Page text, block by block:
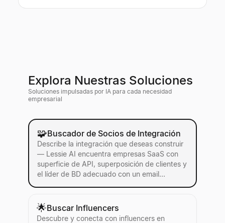
Explora Nuestras Soluciones
Soluciones impulsadas por IA para cada necesidad
empresarial
🧩Buscador de Socios de Integración
Describe la integración que deseas construir
— Lessie AI encuentra empresas SaaS con
superficie de API, superposición de clientes y
el líder de BD adecuado con un email
🌟Buscar Influencers
Descubre y conecta con influencers en